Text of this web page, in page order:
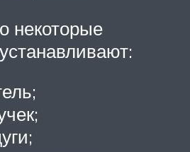
некоторые